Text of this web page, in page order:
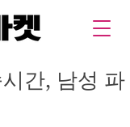
간, 남성 파